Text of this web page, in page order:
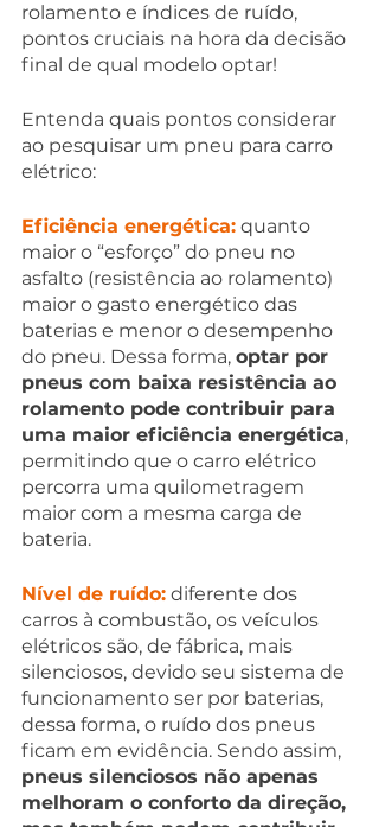
rolamento e índices de ruído,
pontos cruciais na hora da decisão
final de qual modelo optar!
Entenda quais pontos considerar
ao pesquisar um pneu para carro
elétrico:
Eficiência energética: quanto
maior o “esforço” do pneu no
asfalto (resistência ao rolamento)
maior o gasto energético das
baterias e menor o desempenho
do pneu. Dessa forma, optar por
pneus com baixa resistência ao
rolamento pode contribuir para
uma maior eficiência energética,
permitindo que o carro elétrico
percorra uma quilometragem
maior com a mesma carga de
bateria.
Nível de ruído: diferente dos
carros à combustão, os veículos
elétricos são, de fábrica, mais
silenciosos, devido seu sistema de
funcionamento ser por baterias,
dessa forma, o ruído dos pneus
ficam em evidência. Sendo assim,
pneus silenciosos não apenas
melhoram o conforto da direção,